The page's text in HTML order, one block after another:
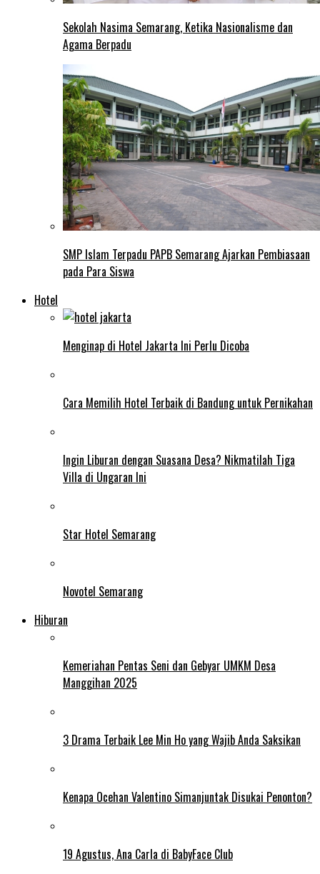
Sekolah Nasima Semarang, Ketika Nasionalisme dan
Agama Berpadu
SMP Islam Terpadu PAPB Semarang Ajarkan Pembiasaan
pada Para Siswa
Hotel
Menginap di Hotel Jakarta Ini Perlu Dicoba
Cara Memilih Hotel Terbaik di Bandung untuk Pernikahan
Ingin Liburan dengan Suasana Desa? Nikmatilah Tiga
Villa di Ungaran Ini
Star Hotel Semarang
Novotel Semarang
Hiburan
Kemeriahan Pentas Seni dan Gebyar UMKM Desa
Manggihan 2025
3 Drama Terbaik Lee Min Ho yang Wajib Anda Saksikan
Kenapa Ocehan Valentino Simanjuntak Disukai Penonton?
19 Agustus, Ana Carla di BabyFace Club